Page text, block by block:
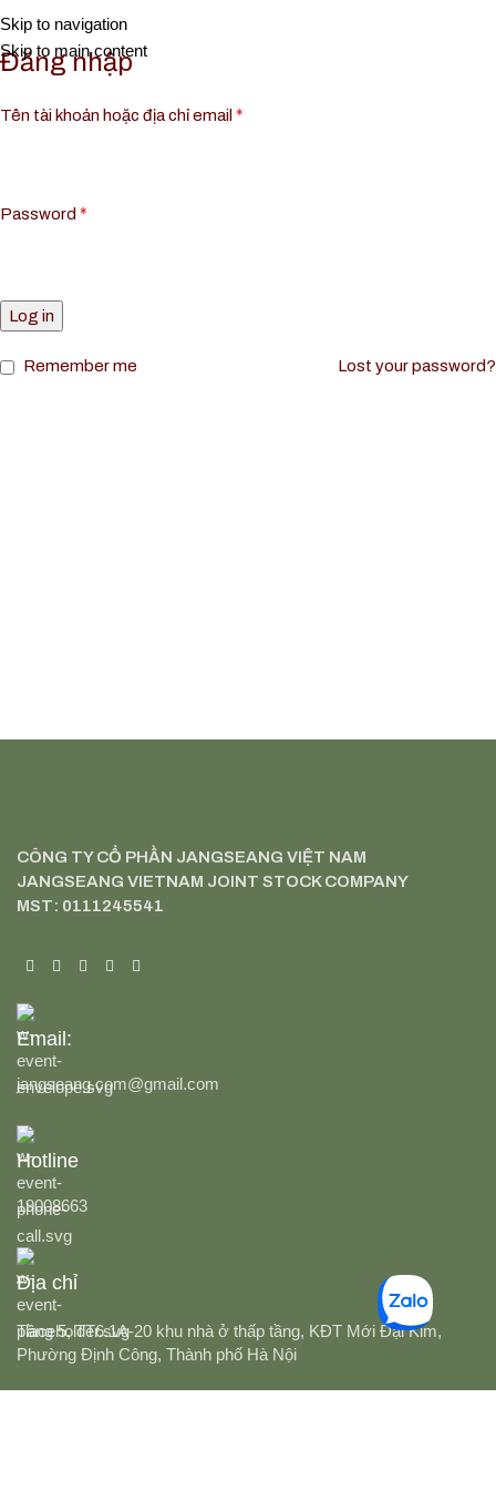
Skip to navigation
Skip to main content
Đăng nhập
Tên tài khoản hoặc địa chỉ email *
Password *
Log in
Lost your password?
Remember me
CÔNG TY CỔ PHẦN JANGSEANG VIỆT NAM
JANGSEANG VIETNAM JOINT STOCK COMPANY
MST: 0111245541
Email:
jangseang.com@gmail.com
Hotline
19008663
Địa chỉ
Tầng 5, TT6.1A-20 khu nhà ở thấp tầng, KĐT Mới Đại Kim,
Phường Định Công, Thành phố Hà Nội